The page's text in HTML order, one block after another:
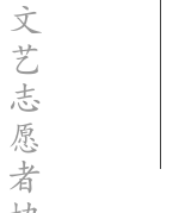
文
艺
志
愿
者